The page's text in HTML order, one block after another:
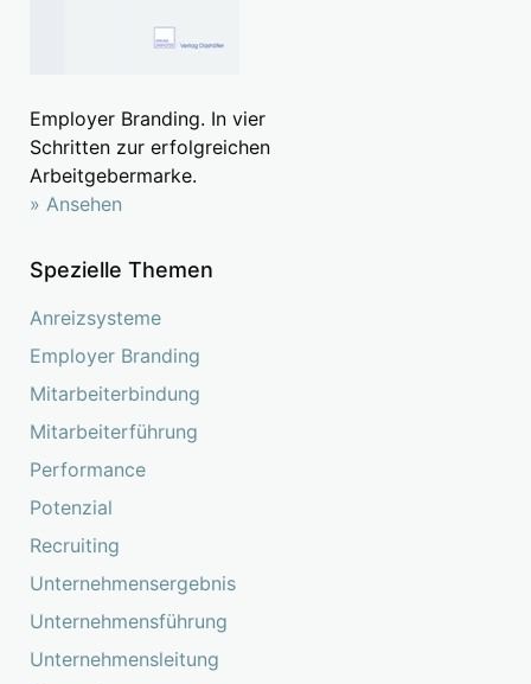
Employer Branding. In vier
Schritten zur erfolgreichen
Arbeitgebermarke.
» Ansehen
Spezielle Themen
Anreizsysteme
Employer Branding
Mitarbeiterbindung
Mitarbeiterführung
Performance
Potenzial
Recruiting
Unternehmensergebnis
Unternehmensführung
Unternehmensleitung